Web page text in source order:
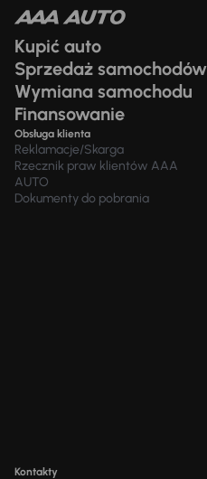
Kupić auto
Sprzedaż samochodów
Wymiana samochodu
Finansowanie
Obsługa klienta
Reklamacje/Skarga
Rzecznik praw klientów AAA
AUTO
Dokumenty do pobrania
Kontakty